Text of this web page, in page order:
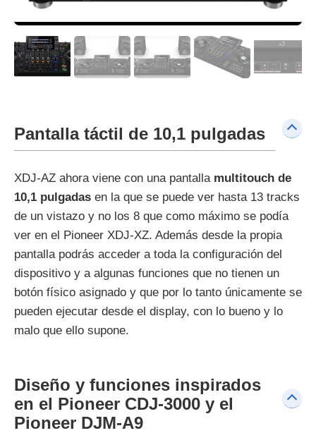
Pantalla táctil de 10,1 pulgadas
XDJ-AZ ahora viene con una pantalla multitouch de
10,1 pulgadas en la que se puede ver hasta 13 tracks
de un vistazo y no los 8 que como máximo se podía
ver en el Pioneer XDJ-XZ. Además desde la propia
pantalla podrás acceder a toda la configuración del
dispositivo y a algunas funciones que no tienen un
botón físico asignado y que por lo tanto únicamente se
pueden ejecutar desde el display, con lo bueno y lo
malo que ello supone.
Diseño y funciones inspirados
en el Pioneer CDJ-3000 y el
Pioneer DJM-A9